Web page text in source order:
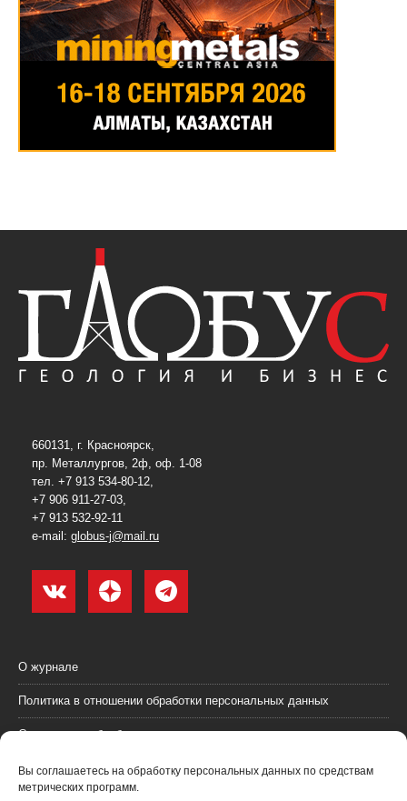
Вы соглашаетесь на обработку персональных данных по средствам
метрических программ.
660131, г. Красноярск,
пр. Металлургов, 2ф, оф. 1-08
тел. +7 913 534-80-12,
+7 906 911-27-03,
+7 913 532-92-11
e-mail: globus-j@mail.ru
О журнале
Политика в отношении обработки персональных данных
Согласие на обработку персональных данных
Пользовательское соглашение (оферта)